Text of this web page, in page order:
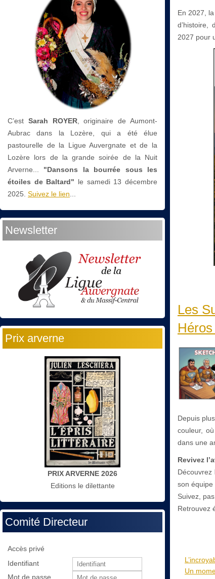
C’est Sarah ROYER, originaire de Aumont-
Aubrac dans la Lozère, qui a été élue
pastourelle de la Ligue Auvergnate et de la
Lozère lors de la grande soirée de la Nuit
Arverne...
"Dansons la bourrée sous les
étoiles de Baltard" le samedi 13 décembre
2025. Suivez le lien
Newsletter
Prix arverne
PRIX ARVERNE 2026
Editions le dilettante
Comité Directeur
Accès privé
Identifiant
Mot de passe
En 2027,
d’histoire,
2027 pour
Les
Héros
Depuis
couleur,
dans une
Revivez
son
Suivez,
Retrouvez
Un